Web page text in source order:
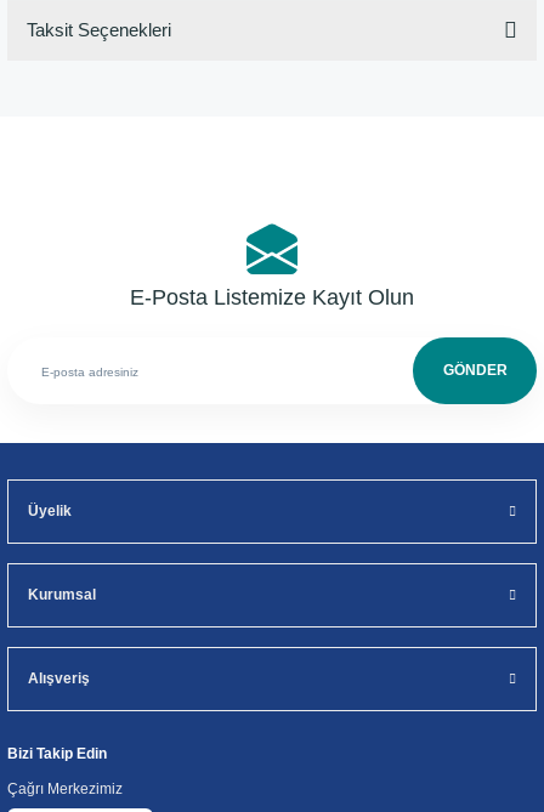
Taksit Seçenekleri
E-Posta Listemize Kayıt Olun
GÖNDER
Üyelik
Kurumsal
Alışveriş
Bizi Takip Edin
Çağrı Merkezimiz